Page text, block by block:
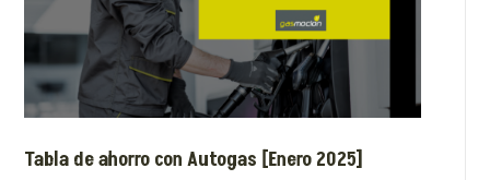
Tabla de ahorro con Autogas [Enero 2025]